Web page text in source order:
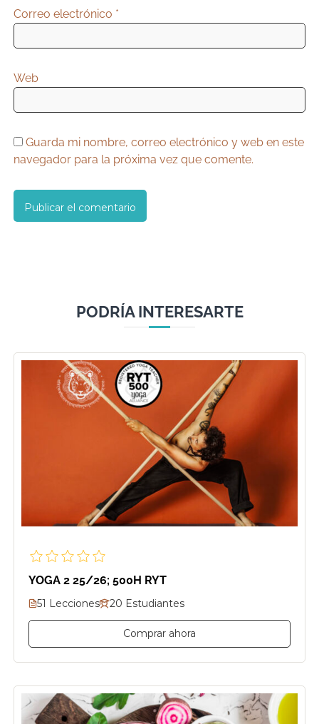
Correo electrónico *
Web
Guarda mi nombre, correo electrónico y web en este
navegador para la próxima vez que comente.
PODRÍA INTERESARTE
YOGA 2 25/26; 500H RYT
51 Lecciones 20 Estudiantes
Comprar ahora